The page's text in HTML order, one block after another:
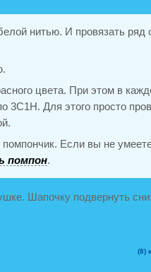
нитью. И провязать ряд
цвета. При этом в
3С1Н. Для этого просто
Если вы не
помпон.
Шапочку подвернуть
(8)